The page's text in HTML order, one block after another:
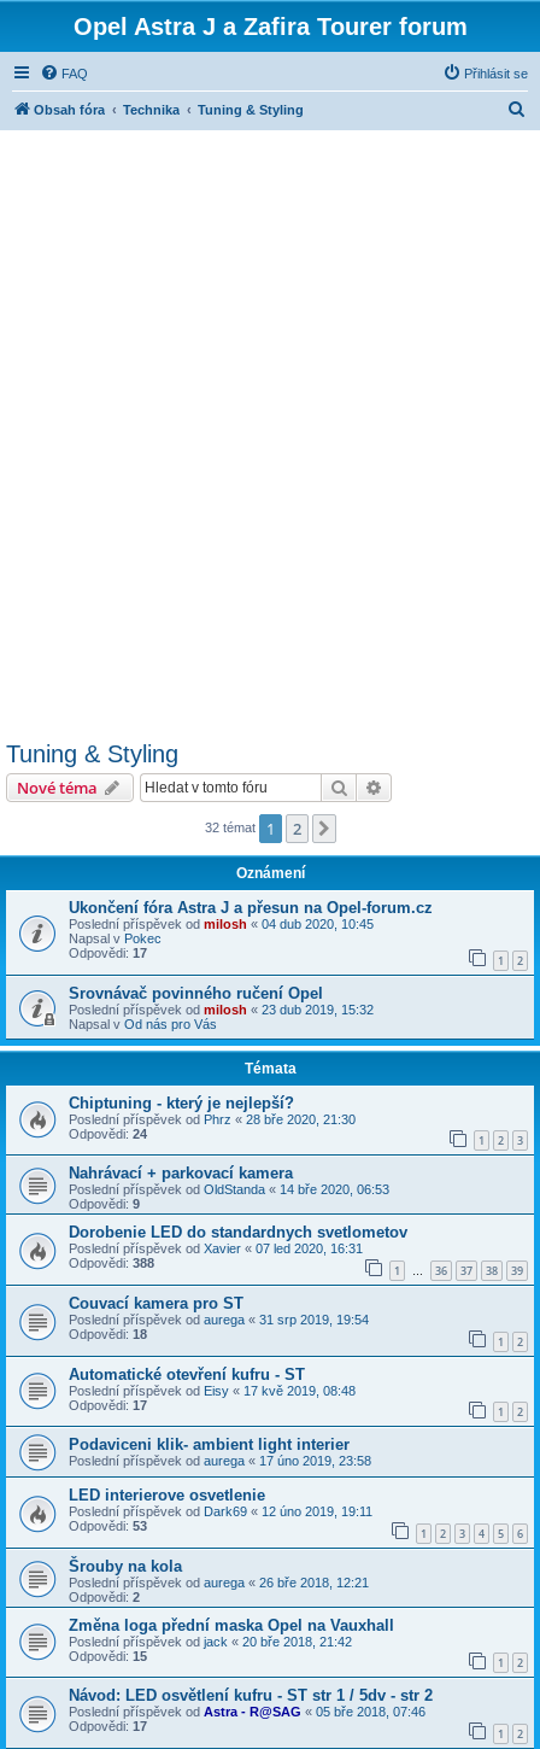
Opel Astra J a Zafira Tourer forum
FAQ Přihlásit se
Obsah fóra Technika Tuning & Styling
Tuning & Styling
Nové téma Hledat
32 témat 1 2
Oznámení
Ukončení fóra Astra J a přesun na Opel-forum.cz
Poslední příspěvek od milosh « 04 dub 2020, 10:45
Napsal v Pokec
Odpovědi: 17 1 2
Srovnávač povinného ručení Opel
Poslední příspěvek od milosh « 23 dub 2019, 15:32
Napsal v Od nás pro Vás
Témata
Chiptuning - který je nejlepší?
Poslední příspěvek od Phrz « 28 bře 2020, 21:30
Odpovědi: 24 1 2 3
Nahrávací + parkovací kamera
Poslední příspěvek od OldStanda « 14 bře 2020, 06:53
Odpovědi: 9
Dorobenie LED do standardnych svetlometov
Poslední příspěvek od Xavier « 07 led 2020, 16:31
Odpovědi: 388 1 … 36 37 38 39
Couvací kamera pro ST
Poslední příspěvek od aurega « 31 srp 2019, 19:54
Odpovědi: 18 1 2
Automatické otevření kufru - ST
Poslední příspěvek od Eisy « 17 kvě 2019, 08:48
Odpovědi: 17 1 2
Podaviceni klik- ambient light interier
Poslední příspěvek od aurega « 17 úno 2019, 23:58
LED interierove osvetlenie
Poslední příspěvek od Dark69 « 12 úno 2019, 19:11
Odpovědi: 53 1 2 3 4 5 6
Šrouby na kola
Poslední příspěvek od aurega « 26 bře 2018, 12:21
Odpovědi: 2
Změna loga přední maska Opel na Vauxhall
Poslední příspěvek od jack « 20 bře 2018, 21:42
Odpovědi: 15 1 2
Návod: LED osvětlení kufru - ST str 1 / 5dv - str 2
Poslední příspěvek od Astra - R@SAG « 05 bře 2018, 07:46
Odpovědi: 17 1 2